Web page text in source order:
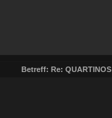
Betreff: Re: QUARTINOS